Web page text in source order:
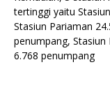
tertinggi yaitu
Stasiun Pariaman
penumpang,
6.768 penumpang